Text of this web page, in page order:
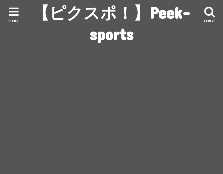
【ピクスポ！】Peek-
sports
search
menu